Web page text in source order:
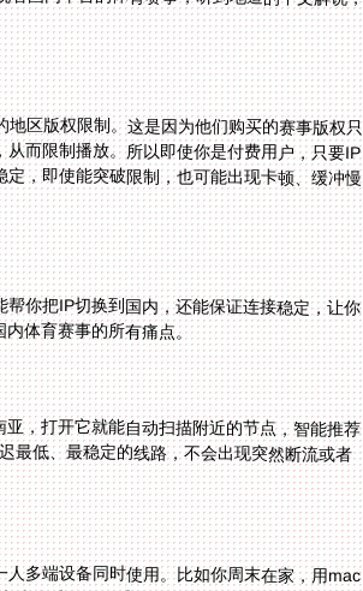
区版权限制。这是因为他们购买的赛事版权只
而限制播放。所以即使你是付费用户，只要IP
，即使能突破限制，也可能出现卡顿、缓冲慢
你把IP切换到国内，还能保证连接稳定，让你
体育赛事的所有痛点。
，打开它就能自动扫描附近的节点，智能推荐
延迟最低、最稳定的线路，不会出现突然断流或者
多端设备同时使用。比如你周末在家，用mac
国大陆观看，但用番茄就能正常播放），同时用iOS
手机在通勤路上看回放，所有设备同步连接，